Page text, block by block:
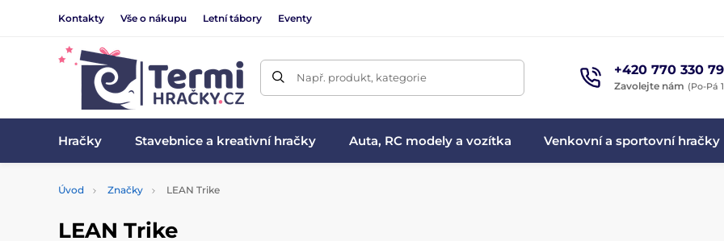
Kontakty Vše o nákupu Letní tábory Eventy
Např. produkt, kategorie +420 770 330
Zavolejte nám (Po-Pá
Hračky Stavebnice a kreativní hračky Auta, RC modely a vozítka Venkovní a sportovní hračky
Úvod Značky LEAN Trike
LEAN Trike